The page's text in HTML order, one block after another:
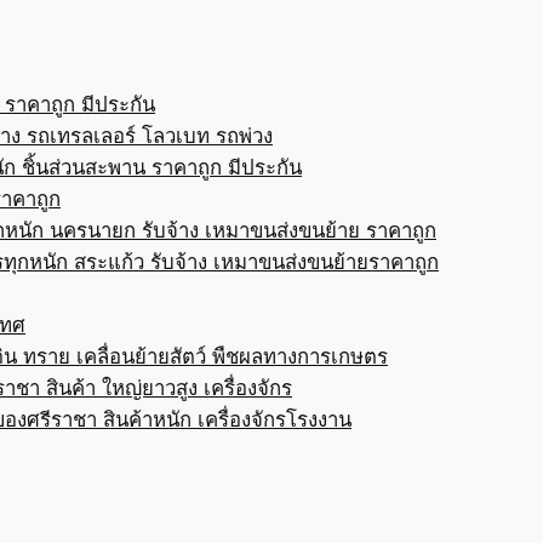
าคาถูก มีประกัน
รถเทรลเลอร์ โลวเบท รถพ่วง
ชิ้นส่วนสะพาน ราคาถูก มีประกัน
คาถูก
นัก นครนายก รับจ้าง เหมาขนส่งขนย้าย ราคาถูก
กหนัก สระแก้ว รับจ้าง เหมาขนส่งขนย้ายราคาถูก
ศ
ทราย เคลื่อนย้ายสัตว์ พืชผลทางการเกษตร
ชา สินค้า ใหญ่ยาวสูง เครื่องจักร
งศรีราชา สินค้าหนัก เครื่องจักรโรงงาน